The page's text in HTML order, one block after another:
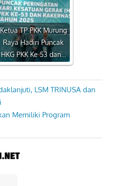
Ketua TP PKK Murung
Raya Hadiri Puncak
HKG PKK Ke 53 dan…
LSM TRINUSA dan
Memiliki Program